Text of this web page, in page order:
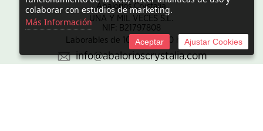
Abalorios Crystalia
UNA Y MIL VECES S.L.
NIF: B21797808
Laborables de 10:00 - 20:00 horas
info@abalorioscrystalia.com
colaborar con estudios de marketing.
Más Información
Aceptar Ajustar Cookies